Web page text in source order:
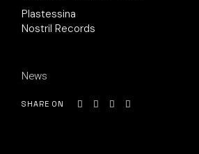
Plastessina
Nostril Records
News
SHARE ON